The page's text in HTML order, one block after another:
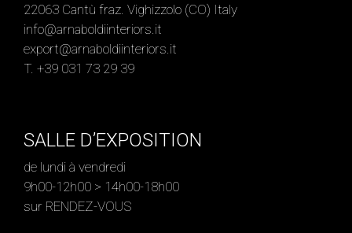
22063 Cantù fraz. Vighizzolo (CO) Italy
info@arnaboldiinteriors.it
export@arnaboldiinteriors.it
T. +39 031 73 29 39
SALLE D’EXPOSITION
de lundi à vendredi
9h00-12h00 > 14h00-18h00
sur RENDEZ-VOUS